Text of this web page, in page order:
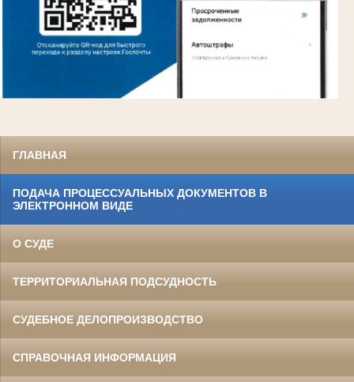
ГЛАВНАЯ
ПОДАЧА ПРОЦЕССУАЛЬНЫХ ДОКУМЕНТОВ В
ЭЛЕКТРОННОМ ВИДЕ
О СУДЕ
ТЕРРИТОРИАЛЬНАЯ ПОДСУДНОСТЬ
СУДЕБНОЕ ДЕЛОПРОИЗВОДСТВО
СПРАВОЧНАЯ ИНФОРМАЦИЯ